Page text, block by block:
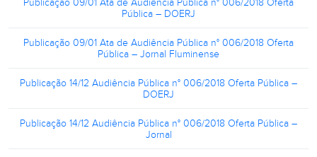
Publicação 09/01 Ata de Audiência Pública n° 006/2018 Oferta
Pública – DOERJ
Publicação 09/01 Ata de Audiência Pública n° 006/2018 Oferta
Pública – Jornal Fluminense
Publicação 14/12 Audiência Pública n° 006/2018 Oferta Pública –
DOERJ
Publicação 14/12 Audiência Pública n° 006/2018 Oferta Pública –
Jornal